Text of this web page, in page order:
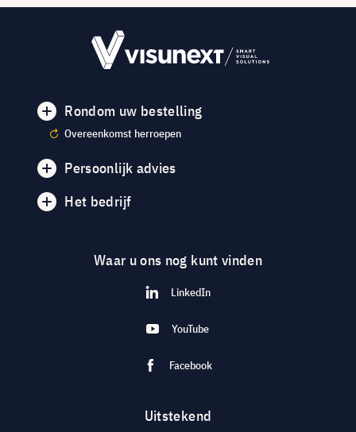
Rondom uw bestelling
Overeenkomst herroepen
Persoonlijk advies
Het bedrijf
Waar u ons nog kunt vinden
LinkedIn
YouTube
Facebook
Uitstekend